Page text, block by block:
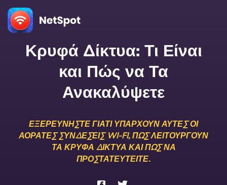
Κρυφά Δίκτυα: Τι Είναι
και Πώς να Τα
Ανακαλύψετε
ΕΞΕΡΕΥΝΉΣΤΕ ΓΙΑΤΊ ΥΠΆΡΧΟΥΝ ΑΥΤΈΣ ΟΙ
ΑΌΡΑΤΕΣ ΣΥΝΔΈΣΕΙΣ WI-FI, ΠΏΣ ΛΕΙΤΟΥΡΓΟΎΝ
ΤΑ ΚΡΥΦΆ ΔΊΚΤΥΑ ΚΑΙ ΠΏΣ ΝΑ
ΠΡΟΣΤΑΤΕΥΤΕΊΤΕ.